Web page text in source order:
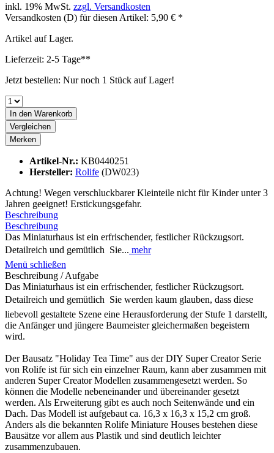
inkl. 19% MwSt. zzgl. Versandkosten
Versandkosten (D) für diesen Artikel: 5,90 € *
Artikel auf Lager.
Lieferzeit: 2-5 Tage**
Jetzt bestellen: Nur noch 1 Stück auf Lager!
In den Warenkorb
Vergleichen
Merken
Artikel-Nr.: KB0440251
Hersteller: Rolife (DW023)
Achtung! Wegen verschluckbarer Kleinteile nicht für Kinder unter 3
Jahren geeignet! Erstickungsgefahr.
Beschreibung
Beschreibung
Das Miniaturhaus ist ein erfrischender, festlicher Rückzugsort.
Detailreich und gemütlich  Sie... mehr
Menü schließen
Beschreibung / Aufgabe
Das Miniaturhaus ist ein erfrischender, festlicher Rückzugsort.
Detailreich und gemütlich  Sie werden kaum glauben, dass diese
liebevoll gestaltete Szene eine Herausforderung der Stufe 1 darstellt,
die Anfänger und jüngere Baumeister gleichermaßen begeistern
wird.
Der Bausatz "Holiday Tea Time" aus der DIY Super Creator Serie
von Rolife ist für sich ein einzelner Raum, kann aber zusammen mit
anderen Super Creator Modellen zusammengesetzt werden. So
können die Modelle nebeneinander und übereinander gesetzt
werden. Als Erweiterung gibt es auch noch Seitenwände und ein
Dach. Das Modell ist aufgebaut ca. 16,3 x 16,3 x 15,2 cm groß.
Anders als die bekannten Rolife Miniature Houses bestehen diese
Bausätze vor allem aus Plastik und sind deutlich leichter
zusammenzubauen.